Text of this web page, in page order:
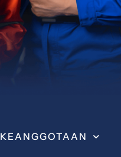
KEANGGOTAAN